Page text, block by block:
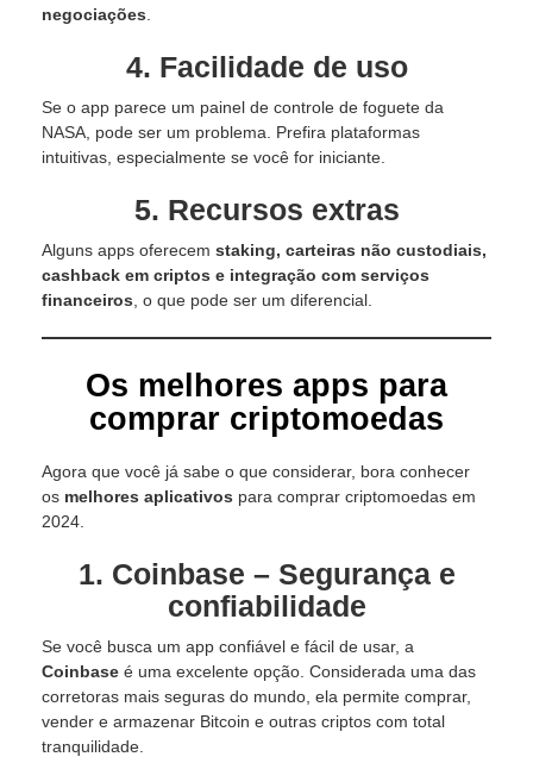
negociações
4. Facilidade de uso
Se o app parece um painel de controle de foguete da
NASA, pode ser um problema. Prefira plataformas
intuitivas, especialmente se você for iniciante.
5. Recursos extras
Alguns apps oferecem staking, carteiras não custodiais,
cashback em criptos e integração com serviços
financeiros , o que pode ser um diferencial.
Os melhores apps para
comprar criptomoedas
Agora que você já sabe o que considerar, bora conhecer
os melhores aplicativos para comprar criptomoedas em
2024.
1. Coinbase – Segurança e
confiabilidade
Se você busca um app confiável e fácil de usar, a
Coinbase é uma excelente opção. Considerada uma das
corretoras mais seguras do mundo, ela permite comprar,
vender e armazenar Bitcoin e outras criptos com total
tranquilidade.